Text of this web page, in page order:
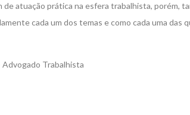
de atuação prática na esfera trabalhista, porém,
cada um dos temas e como cada uma das
Advogado Trabalhista